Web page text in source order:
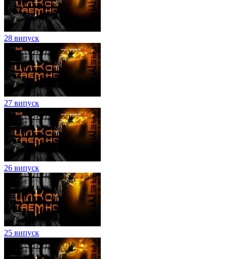
28 випуск
27 випуск
26 випуск
25 випуск